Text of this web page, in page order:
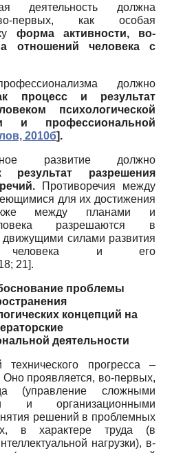
деятельность должна
во-первых, как особая
форма активности, во-
отношений человека с
должно
процесс и результат
психологической
и профессиональной
2010б].
развитие должно
результат разрешения
Противоречия между
для их достижения
между планами и
разрешаются в
движущими силами развития
человека и его
21].
проблемы
концепций на
деятельности
прогресса –
Оно проявляется, во-первых,
(управление сложными
и организационными
решений в проблемных
в характере труда (в
нагрузки), в-